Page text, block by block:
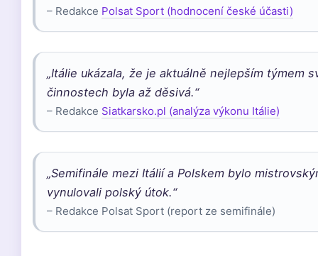
– Redakce Polsat Sport (hodnocení české účasti)
„Itálie ukázala, že je aktuálně nejlepším týmem
činnostech byla až děsivá.“
– Redakce Siatkarsko.pl (analýza výkonu Itálie)
„Semifinále mezi Itálií a Polskem bylo
vynulovali polský útok.“
– Redakce Polsat Sport (report ze semifinále)